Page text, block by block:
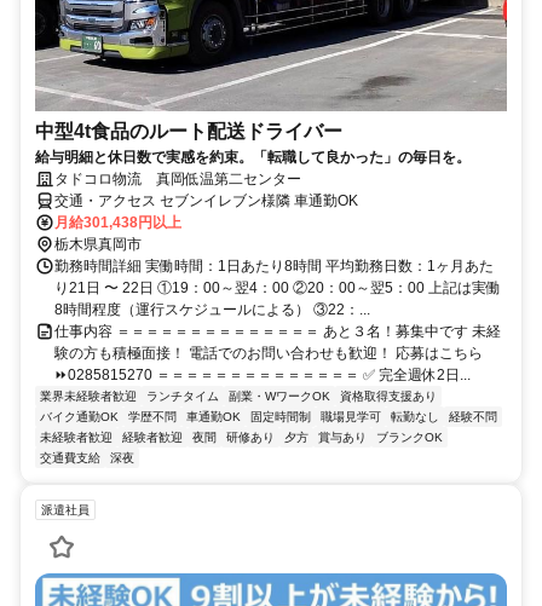
中型4t食品のルート配送ドライバー
給与明細と休日数で実感を約束。「転職して良かった」の毎日を。
タドコロ物流 真岡低温第二センター
交通・アクセス セブンイレブン様隣 車通勤OK
月給301,438円以上
栃木県真岡市
勤務時間詳細 実働時間：1日あたり8時間 平均勤務日数：1ヶ月あた
り21日 〜 22日 ①19：00～翌4：00 ②20：00～翌5：00 上記は実働
8時間程度（運行スケジュールによる） ③22：...
仕事内容 ＝＝＝＝＝＝＝＝＝＝＝＝＝＝ あと３名！募集中です 未経
験の方も積極面接！ 電話でのお問い合わせも歓迎！ 応募はこちら
⏩0285815270 ＝＝＝＝＝＝＝＝＝＝＝＝＝＝ ✅ 完全週休2日...
業界未経験者歓迎 ランチタイム 副業・WワークOK
資格取得支援あり
バイク通勤OK
学歴不問 車通勤OK 固定時間制 職場見学可 転勤なし
経験不問
未経験者歓迎
経験者歓迎 夜間 研修あり 夕方 賞与あり
ブランクOK
交通費支給
深夜
派遣社員